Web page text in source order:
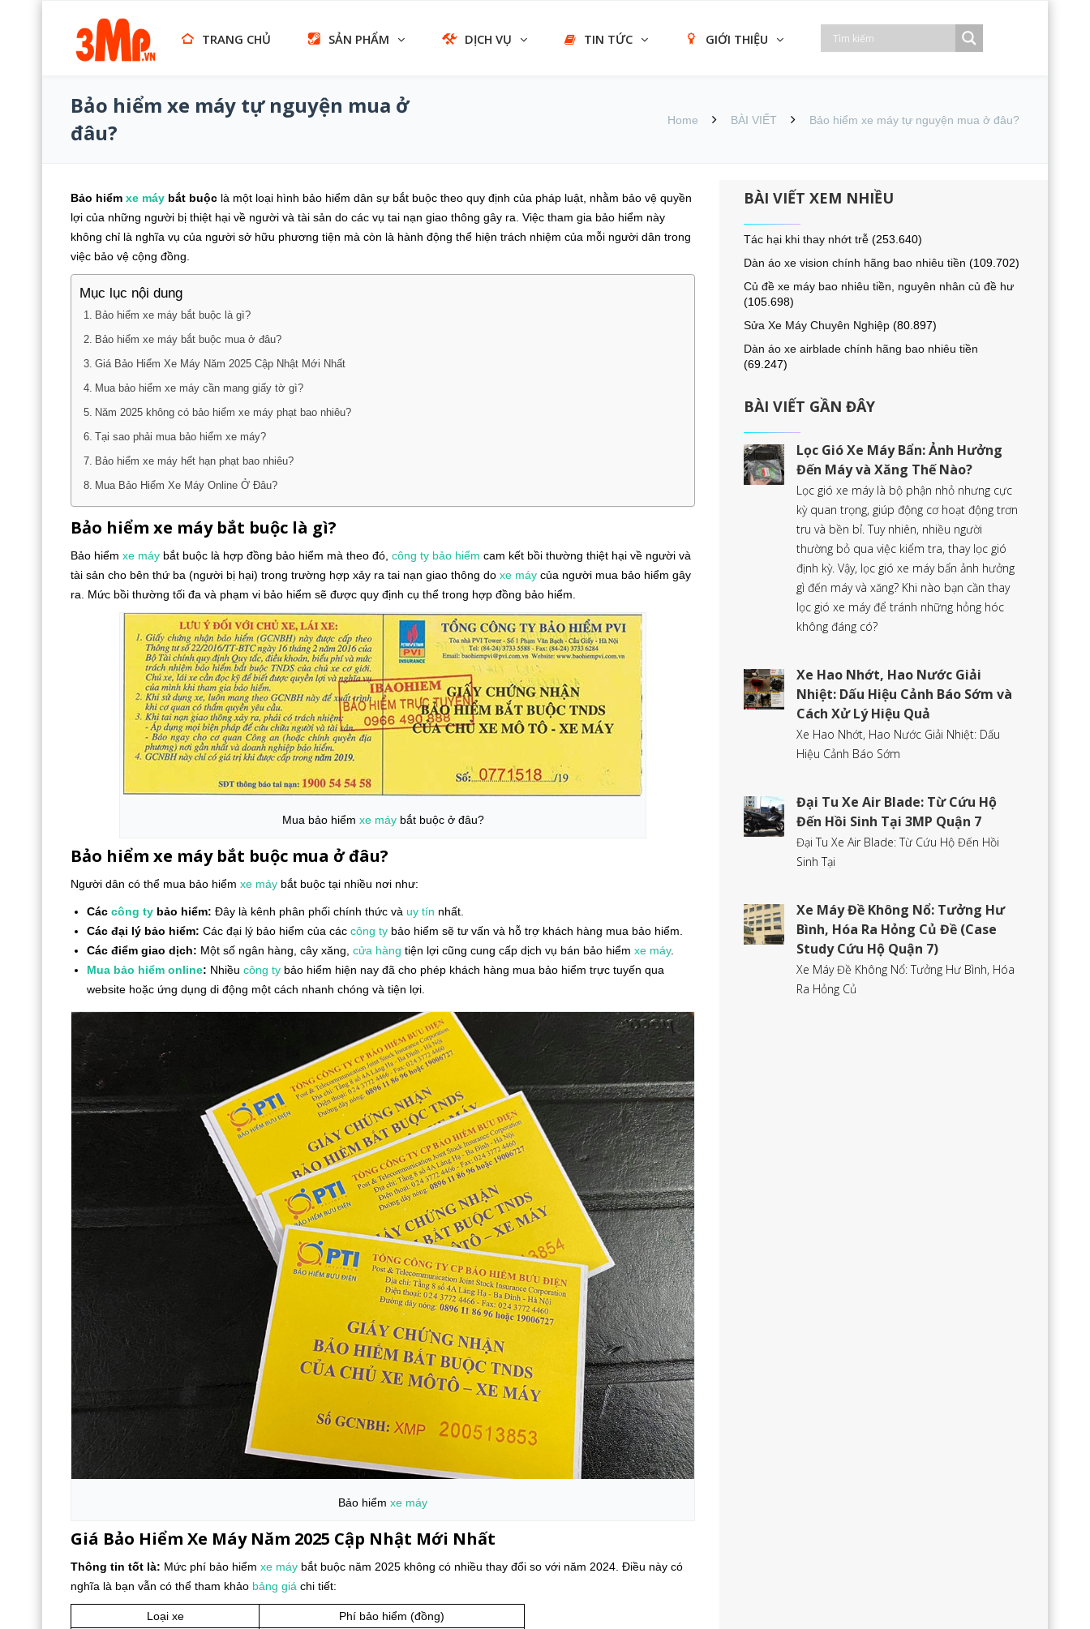
TRANG CHỦ SẢN PHẨM DỊCH VỤ TIN TỨC GIỚI THIỆU
Bảo hiểm xe máy tự nguyện mua ở
đâu?
Home BÀI VIẾT Bảo hiểm xe máy tự nguyện mua ở đâu?
Bảo hiểm xe máy bắt buộc là một loại hình bảo hiểm dân sự bắt buộc theo quy định của pháp luật, nhằm bảo vệ quyền
lợi của những người bị thiệt hại về người và tài sản do các vụ tai nạn giao thông gây ra. Việc tham gia bảo hiểm này
không chỉ là nghĩa vụ của người sở hữu phương tiện mà còn là hành động thể hiện trách nhiệm của mỗi người dân trong
việc bảo vệ cộng đồng.
Mục lục nội dung
Bảo hiểm xe máy bắt buộc là gì?
Bảo hiểm xe máy bắt buộc mua ở đâu?
Giá Bảo Hiểm Xe Máy Năm 2025 Cập Nhật Mới Nhất
Mua bảo hiểm xe máy cần mang giấy tờ gì?
Năm 2025 không có bảo hiểm xe máy phạt bao nhiêu?
Tại sao phải mua bảo hiểm xe máy?
Bảo hiểm xe máy hết hạn phạt bao nhiêu?
Mua Bảo Hiểm Xe Máy Online Ở Đâu?
Bảo hiểm xe máy bắt buộc là gì?
Bảo hiểm xe máy bắt buộc là hợp đồng bảo hiểm mà theo đó, công ty bảo hiểm cam kết bồi thường thiệt hại về người và
tài sản cho bên thứ ba (người bị hại) trong trường hợp xảy ra tai nạn giao thông do xe máy của người mua bảo hiểm gây
ra. Mức bồi thường tối đa và phạm vi bảo hiểm sẽ được quy định cụ thể trong hợp đồng bảo hiểm.
Mua bảo hiểm xe máybắt buộc ở đâu?
Bảo hiểm xe máy bắt buộc mua ở đâu?
Người dân có thể mua bảo hiểm xe máy bắt buộc tại nhiều nơi như:
Các công ty bảo hiểm: Đây là kênh phân phối chính thức và uy tín nhất.
Các đại lý bảo hiểm: Các đại lý bảo hiểm của các công ty bảo hiểm sẽ tư vấn và hỗ trợ khách hàng mua bảo hiểm.
Các điểm giao dịch: Một số ngân hàng, cây xăng, cửa hàng tiện lợi cũng cung cấp dịch vụ bán bảo hiểm xe máy.
Mua bảo hiểm online: Nhiều công ty bảo hiểm hiện nay đã cho phép khách hàng mua bảo hiểm trực tuyến qua
website hoặc ứng dụng di động một cách nhanh chóng và tiện lợi.
Bảo hiểm xe máy
Giá Bảo Hiểm Xe Máy Năm 2025 Cập Nhật Mới Nhất
Thông tin tốt là: Mức phí bảo hiểm xe máy bắt buộc năm 2025 không có nhiều thay đổi so với năm 2024. Điều này có
nghĩa là bạn vẫn có thể tham khảo bảng giá chi tiết:
Loại xe
Phí bảo hiểm (đồng)
BÀI VIẾT XEM NHIỀU
Tác hại khi thay nhớt trễ (253.640)
Dàn áo xe vision chính hãng bao nhiêu tiền (109.702)
Củ đề xe máy bao nhiêu tiền, nguyên nhân củ đề hư
(105.698)
Sửa Xe Máy Chuyên Nghiệp (80.897)
Dàn áo xe airblade chính hãng bao nhiêu tiền
(69.247)
BÀI VIẾT GẦN ĐÂY
Lọc Gió Xe Máy Bẩn: Ảnh Hưởng
Đến Máy và Xăng Thế Nào?
Lọc gió xe máy là bộ phận nhỏ nhưng cực
kỳ quan trọng, giúp động cơ hoạt động trơn
tru và bền bỉ. Tuy nhiên, nhiều người
thường bỏ qua việc kiểm tra, thay lọc gió
định kỳ. Vậy, lọc gió xe máy bẩn ảnh hưởng
gì đến máy và xăng? Khi nào bạn cần thay
lọc gió xe máy để tránh những hỏng hóc
không đáng có?
Xe Hao Nhớt, Hao Nước Giải
Nhiệt: Dấu Hiệu Cảnh Báo Sớm và
Cách Xử Lý Hiệu Quả
Xe Hao Nhớt, Hao Nước Giải Nhiệt: Dấu
Hiệu Cảnh Báo Sớm
Đại Tu Xe Air Blade: Từ Cứu Hộ
Đến Hồi Sinh Tại 3MP Quận 7
Đại Tu Xe Air Blade: Từ Cứu Hộ Đến Hồi
Sinh Tại
Xe Máy Đề Không Nổ: Tưởng Hư
Bình, Hóa Ra Hỏng Củ Đề (Case
Study Cứu Hộ Quận 7)
Xe Máy Đề Không Nổ: Tưởng Hư Bình, Hóa
Ra Hỏng Củ